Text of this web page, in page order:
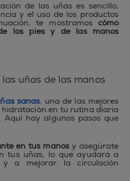
de las uñas es sencillo,
y el uso de los productos
te mostramoscómo
los pies y de las manos
uñas de las manos
sanas, una de las mejores
en tu rutina diaria
Aquí hay algunos pasos que
en tus manosy asegúrate
tus uñas, lo que ayudará a
a mejorar la circulación